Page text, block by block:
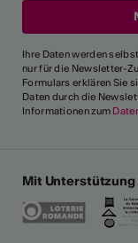
Ihre Daten werden
nur für die Newsletter-
Formulars erklären Sie
Daten durch die
Informationen zum
Mit Unterstützung